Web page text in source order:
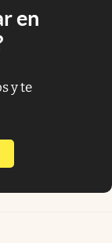
en
y te
nueva pestaña